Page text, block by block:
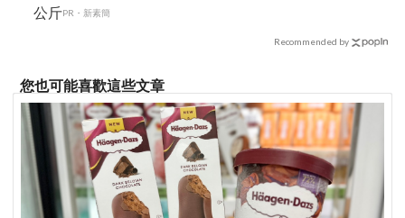
公斤PR・新素簡
Recommended by
您也可能喜歡這些文章